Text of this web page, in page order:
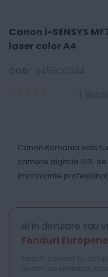
Canon i-SENSYS
laser color A4
Canon Romania este
camere digitale SLR,
imprimante
Ai in derulare sau
Fonduri Europene
Intra in contact cu
ajutam cu urmatorii pasi.